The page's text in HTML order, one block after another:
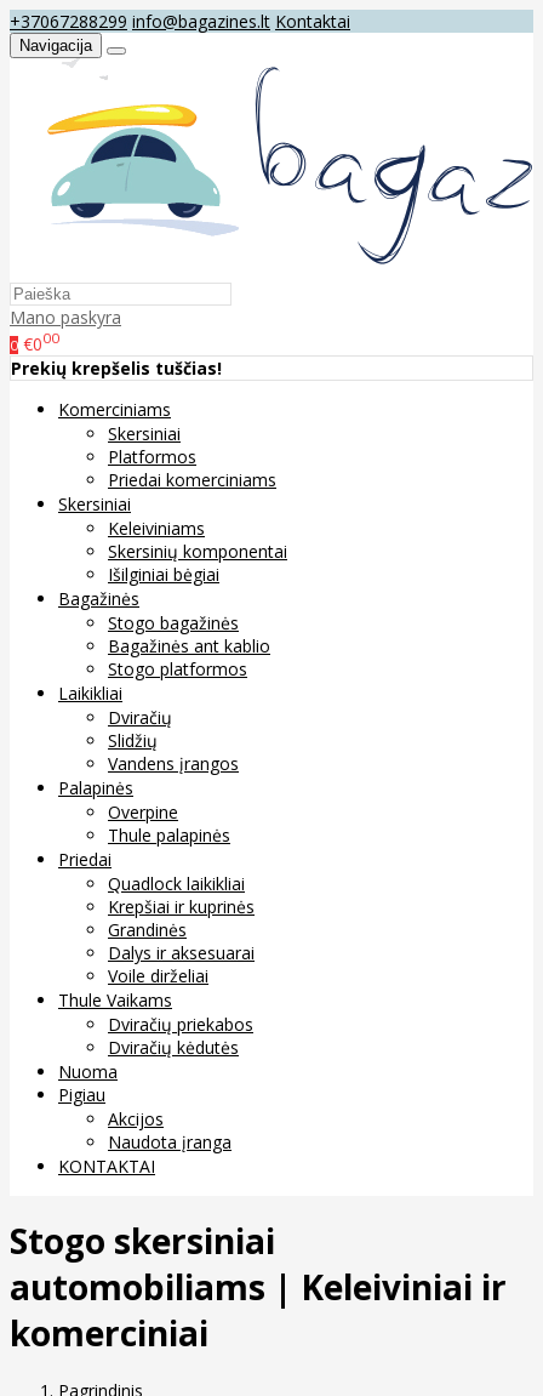
+37067288299 info@bagazines.lt Kontaktai
Navigacija
Mano paskyra
0 €000
Prekių krepšelis tuščias!
Komerciniams
Skersiniai
Platformos
Priedai komerciniams
Skersiniai
Keleiviniams
Skersinių komponentai
Išilginiai bėgiai
Bagažinės
Stogo bagažinės
Bagažinės ant kablio
Stogo platformos
Laikikliai
Dviračių
Slidžių
Vandens įrangos
Palapinės
Overpine
Thule palapinės
Priedai
Quadlock laikikliai
Krepšiai ir kuprinės
Grandinės
Dalys ir aksesuarai
Voile dirželiai
Thule Vaikams
Dviračių priekabos
Dviračių kėdutės
Nuoma
Pigiau
Akcijos
Naudota įranga
KONTAKTAI
Stogo skersiniai
automobiliams | Keleiviniai ir
komerciniai
Pagrindinis